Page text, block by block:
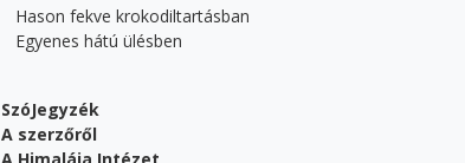
Hason fekve krokodiltartásban
Egyenes hátú ülésben
SzóJegyzék
A szerzőről